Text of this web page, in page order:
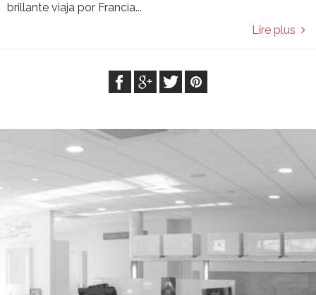
brillante viaja por Francia...
Lire plus